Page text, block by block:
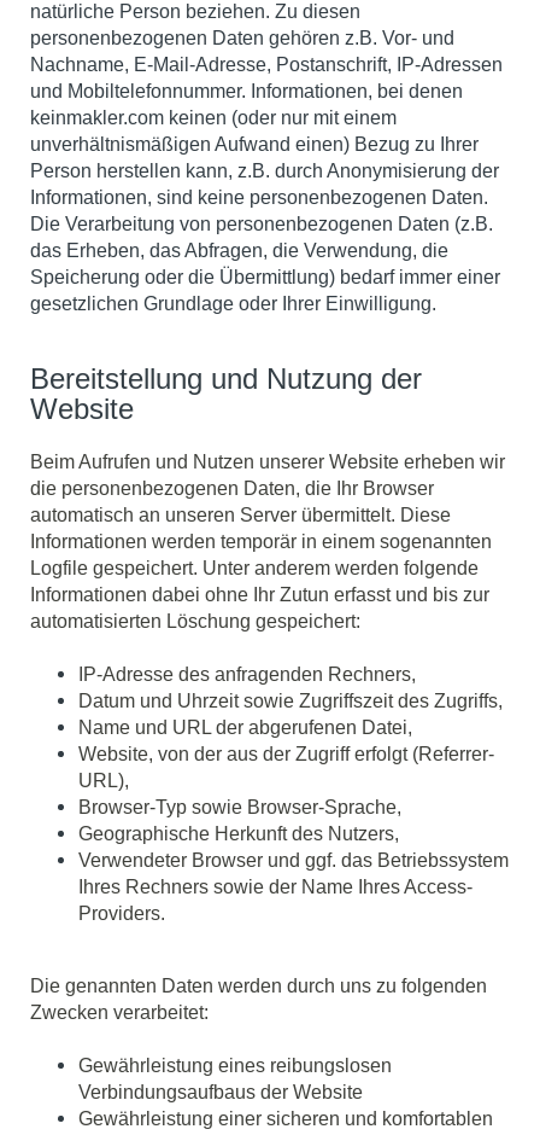
natürliche Person beziehen. Zu diesen
personenbezogenen Daten gehören z.B. Vor- und
Nachname, E-Mail-Adresse, Postanschrift, IP-Adressen
und Mobiltelefonnummer. Informationen, bei denen
keinmakler.com keinen (oder nur mit einem
unverhältnismäßigen Aufwand einen) Bezug zu Ihrer
Person herstellen kann, z.B. durch Anonymisierung der
Informationen, sind keine personenbezogenen Daten.
Die Verarbeitung von personenbezogenen Daten (z.B.
das Erheben, das Abfragen, die Verwendung, die
Speicherung oder die Übermittlung) bedarf immer einer
gesetzlichen Grundlage oder Ihrer Einwilligung.
Bereitstellung und Nutzung der
Website
Beim Aufrufen und Nutzen unserer Website erheben wir
die personenbezogenen Daten, die Ihr Browser
automatisch an unseren Server übermittelt. Diese
Informationen werden temporär in einem sogenannten
Logfile gespeichert. Unter anderem werden folgende
Informationen dabei ohne Ihr Zutun erfasst und bis zur
automatisierten Löschung gespeichert:
IP-Adresse des anfragenden Rechners,
Datum und Uhrzeit sowie Zugriffszeit des Zugriffs,
Name und URL der abgerufenen Datei,
Website, von der aus der Zugriff erfolgt (Referrer-
URL),
Browser-Typ sowie Browser-Sprache,
Geographische Herkunft des Nutzers,
Verwendeter Browser und ggf. das Betriebssystem
Ihres Rechners sowie der Name Ihres Access-
Providers.
Die genannten Daten werden durch uns zu folgenden
Zwecken verarbeitet:
Gewährleistung eines reibungslosen
Verbindungsaufbaus der Website
Gewährleistung einer sicheren und komfortablen